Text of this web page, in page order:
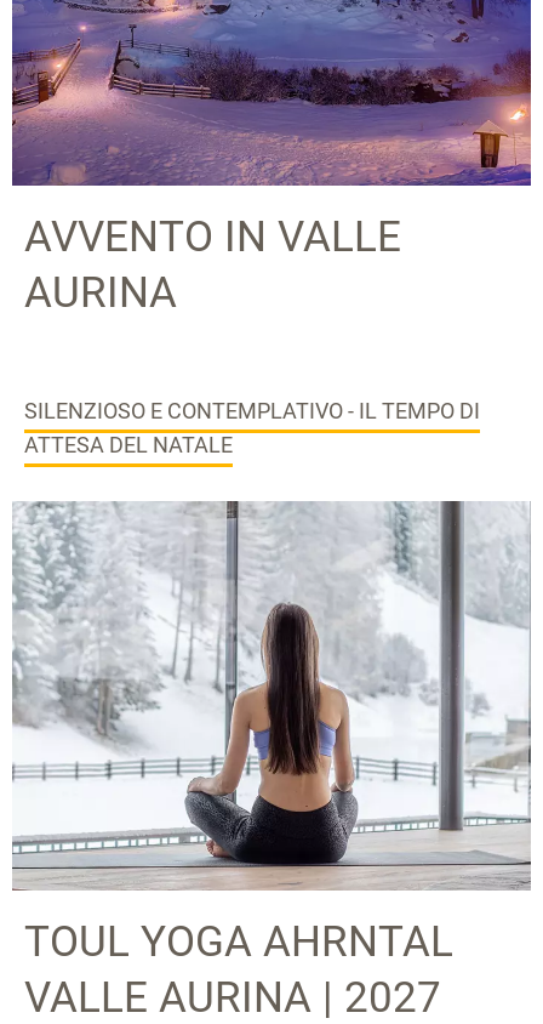
AVVENTO IN VALLE
AURINA
SILENZIOSO E CONTEMPLATIVO - IL TEMPO DI
ATTESA DEL NATALE
TOUL YOGA AHRNTAL
VALLE AURINA | 2027